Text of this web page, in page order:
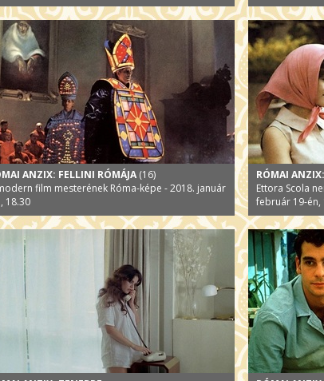
ANZIX: FELLINI RÓMÁJA (16)
film mesterének Róma-képe - 2018. január
18.30
RÓMAI
Ettora Scola
február 19-én,